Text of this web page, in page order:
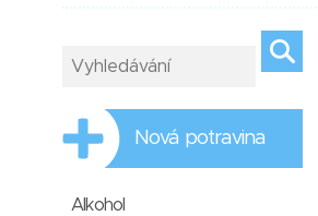
Nová potravina
Alkohol